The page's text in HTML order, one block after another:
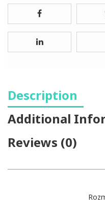
Description
Additional
Reviews (0)